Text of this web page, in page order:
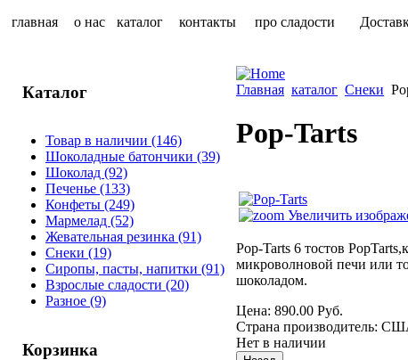
главная о нас каталог контакты про сладости
Каталог
Товар в наличии (146)
Шоколадные батончики (39)
Шоколад (92)
Печенье (133)
Конфеты (249)
Мармелад (52)
Жевательная резинка (91)
Снеки (19)
Сиропы, пасты, напитки (91)
Взрослые сладости (20)
Разное (9)
Корзинка
Главная каталог Снеки
Pop-Tarts
Увеличить
Pop-Tarts 6 тостов
микроволновой печи или
шоколадом.
Цена: 890.00 Руб.
Страна производитель:
Нет в наличии